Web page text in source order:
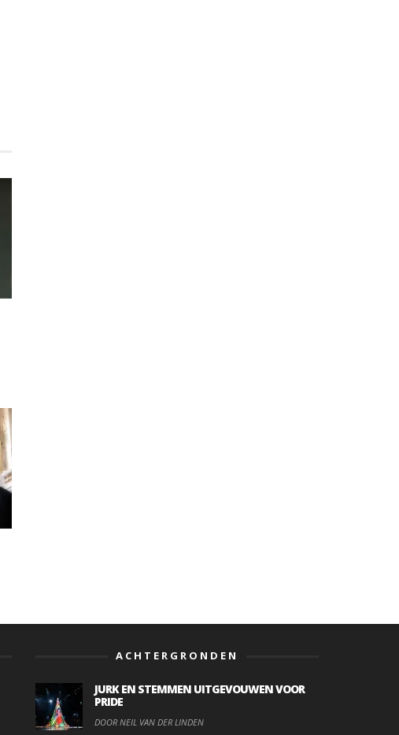
ACHTERGRONDEN
JURK EN STEMMEN UITGEVOUWEN VOOR
PRIDE
DOOR NEIL VAN DER LINDEN